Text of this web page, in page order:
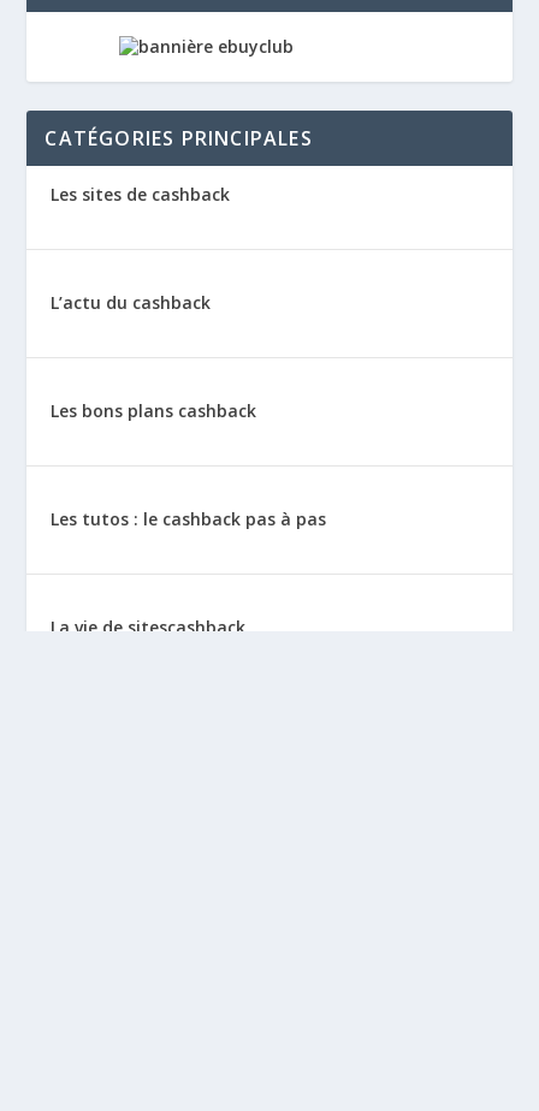
CATÉGORIES PRINCIPALES
Les sites de cashback
L’actu du cashback
Les bons plans cashback
Les tutos : le cashback pas à pas
La vie de sitescashback